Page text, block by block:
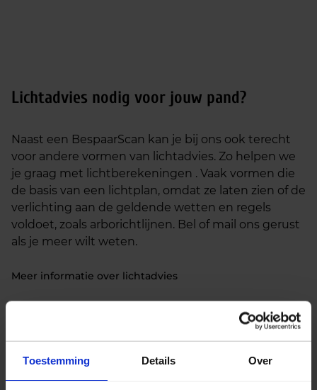
Toestemming Details Over
Lichtadvies nodig voor jouw pand?
Naast een BespaarScan kan je bij ons ook terecht
voor andere vormen van lichtadvies. Zo helpen we
je graag met lichtberekeningen . Vaak vormen die
de basis van een lichtplan, omdat ze laten zien of de
verlichting aan de geldende wetten en regels
voldoet, zoals arborichtlijnen. Bel of mail ons gerust
als je meer wilt weten.
Meer informatie over lichtadvies